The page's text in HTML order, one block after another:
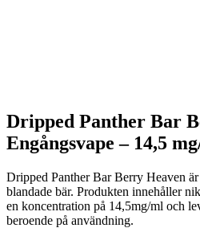
Dripped Panther Bar
Engångsvape – 14,5
Dripped Panther Bar Berry Heaven är
blandade bär. Produkten innehåller
en koncentration på 14,5mg/ml och
beroende på användning.